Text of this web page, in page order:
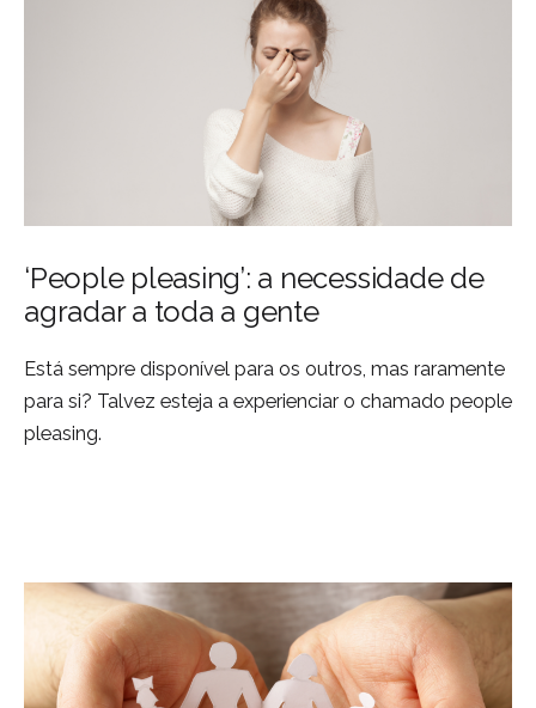
‘People pleasing’: a necessidade de
agradar a toda a gente
Está sempre disponível para os outros, mas raramente
para si? Talvez esteja a experienciar o chamado people
pleasing.